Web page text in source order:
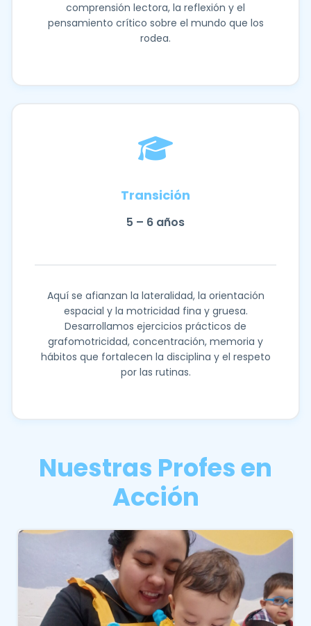
comprensión lectora, la reflexión y el
pensamiento crítico sobre el mundo que los
rodea.
Transición
5 – 6 años
Aquí se afianzan la lateralidad, la orientación
espacial y la motricidad fina y gruesa.
Desarrollamos ejercicios prácticos de
grafomotricidad, concentración, memoria y
hábitos que fortalecen la disciplina y el respeto
por las rutinas.
Nuestras Profes en
Acción